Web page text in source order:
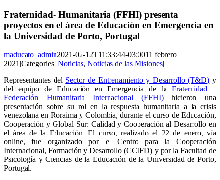
Fraternidad- Humanitaria (FFHI) presenta
proyectos en el área de Educación en Emergencia en
la Universidad de Porto, Portugal
maducato_admin2021-02-12T11:33:44-03:0011 febrero
2021|Categories: Noticias, Noticias de las Misiones|
Representantes del Sector de Entrenamiento y Desarrollo (T&D) y
del equipo de Educación en Emergencia de la Fraternidad –
Federación Humanitaria Internacional (FFHI)hicieron una
presentación sobre su rol en la respuesta humanitaria a la crisis
venezolana en Roraima y Colombia, durante el curso de Educación,
Cooperación y Global Sur: Calidad y Cooperación al Desarrollo en
el área de la Educación. El curso, realizado el 22 de enero, vía
online, fue organizado por el Centro para la Cooperación
Internacional, Formación y Desarrollo (CCIFD) y por la Facultad de
Psicología y Ciencias de la Educación de la Universidad de Porto,
Portugal.